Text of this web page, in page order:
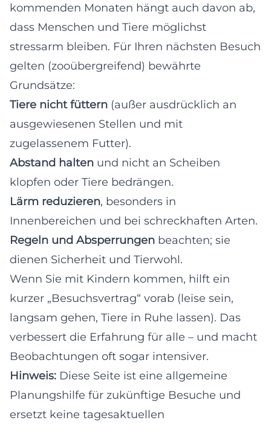
kommenden Monaten hängt auch davon ab,
dass Menschen und Tiere möglichst
stressarm bleiben. Für Ihren nächsten Besuch
gelten (zooübergreifend) bewährte
Grundsätze:
Tiere nicht füttern (außer ausdrücklich an
ausgewiesenen Stellen und mit
zugelassenem Futter).
Abstand halten und nicht an Scheiben
klopfen oder Tiere bedrängen.
Lärm reduzieren, besonders in
Innenbereichen und bei schreckhaften Arten.
Regeln und Absperrungen beachten; sie
dienen Sicherheit und Tierwohl.
Wenn Sie mit Kindern kommen, hilft ein
kurzer „Besuchsvertrag“ vorab (leise sein,
langsam gehen, Tiere in Ruhe lassen). Das
verbessert die Erfahrung für alle – und macht
Beobachtungen oft sogar intensiver.
Hinweis: Diese Seite ist eine allgemeine
Planungshilfe für zukünftige Besuche und
ersetzt keine tagesaktuellen